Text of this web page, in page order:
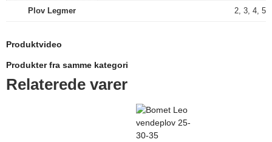
Plov Legmer 2, 3, 4, 5
Produktvideo
Produkter fra samme kategori
Relaterede varer